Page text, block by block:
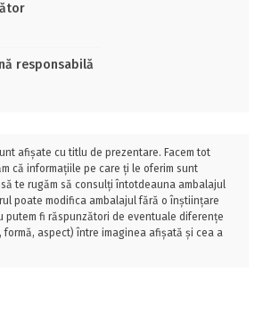
responsabilă
afișate cu titlu de prezentare. Facem tot
că informațiile pe care ți le oferim sunt
te rugăm să consulți întotdeauna ambalajul
poate modifica ambalajul fără o înștiințare
putem fi răspunzători de eventuale diferențe
aspect) între imaginea afișată și cea a